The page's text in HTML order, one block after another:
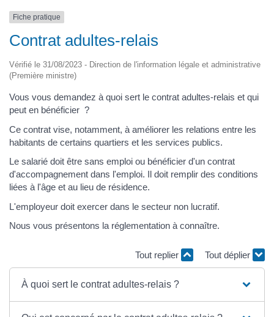
Fiche pratique
Contrat adultes-relais
Vérifié le 31/08/2023 - Direction de l'information légale et administrative
(Première ministre)
Vous vous demandez à quoi sert le contrat adultes-relais et qui
peut en bénéficier ?
Ce contrat vise, notamment, à améliorer les relations entre les
habitants de certains quartiers et les services publics.
Le salarié doit être sans emploi ou bénéficier d'un contrat
d'accompagnement dans l'emploi. Il doit remplir des conditions
liées à l'âge et au lieu de résidence.
L'employeur doit exercer dans le secteur non lucratif.
Nous vous présentons la réglementation à connaître.
Tout replier Tout déplier
À quoi sert le contrat adultes-relais ?